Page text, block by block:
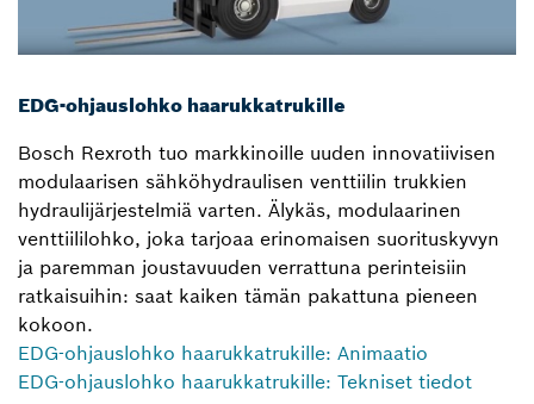
EDG-ohjauslohko haarukkatrukille
Bosch Rexroth tuo markkinoille uuden innovatiivisen
modulaarisen sähköhydraulisen venttiilin trukkien
hydraulijärjestelmiä varten. Älykäs, modulaarinen
venttiililohko, joka tarjoaa erinomaisen suorituskyvyn
ja paremman joustavuuden verrattuna perinteisiin
ratkaisuihin: saat kaiken tämän pakattuna pieneen
kokoon.
EDG-ohjauslohko haarukkatrukille: Animaatio
EDG-ohjauslohko haarukkatrukille: Tekniset tiedot